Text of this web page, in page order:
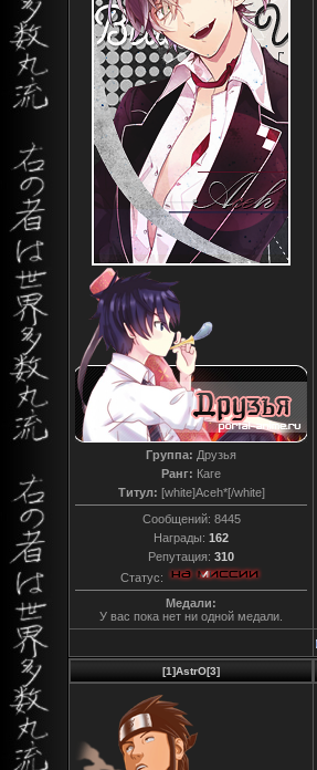
Группа: Друзья
Ранг: Каге
Титул: [white]Aceh*[/white]
Сообщений: 8445
Награды: 162
Репутация: 310
Статус:
Медали:
У вас пока нет ни одной медали.
[1]AstrO[3]